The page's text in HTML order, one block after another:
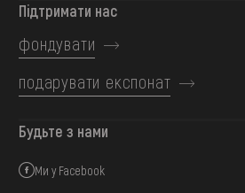
Підтримати нас
фондувати
подарувати експонат
Будьте з нами
Ми у Facebook